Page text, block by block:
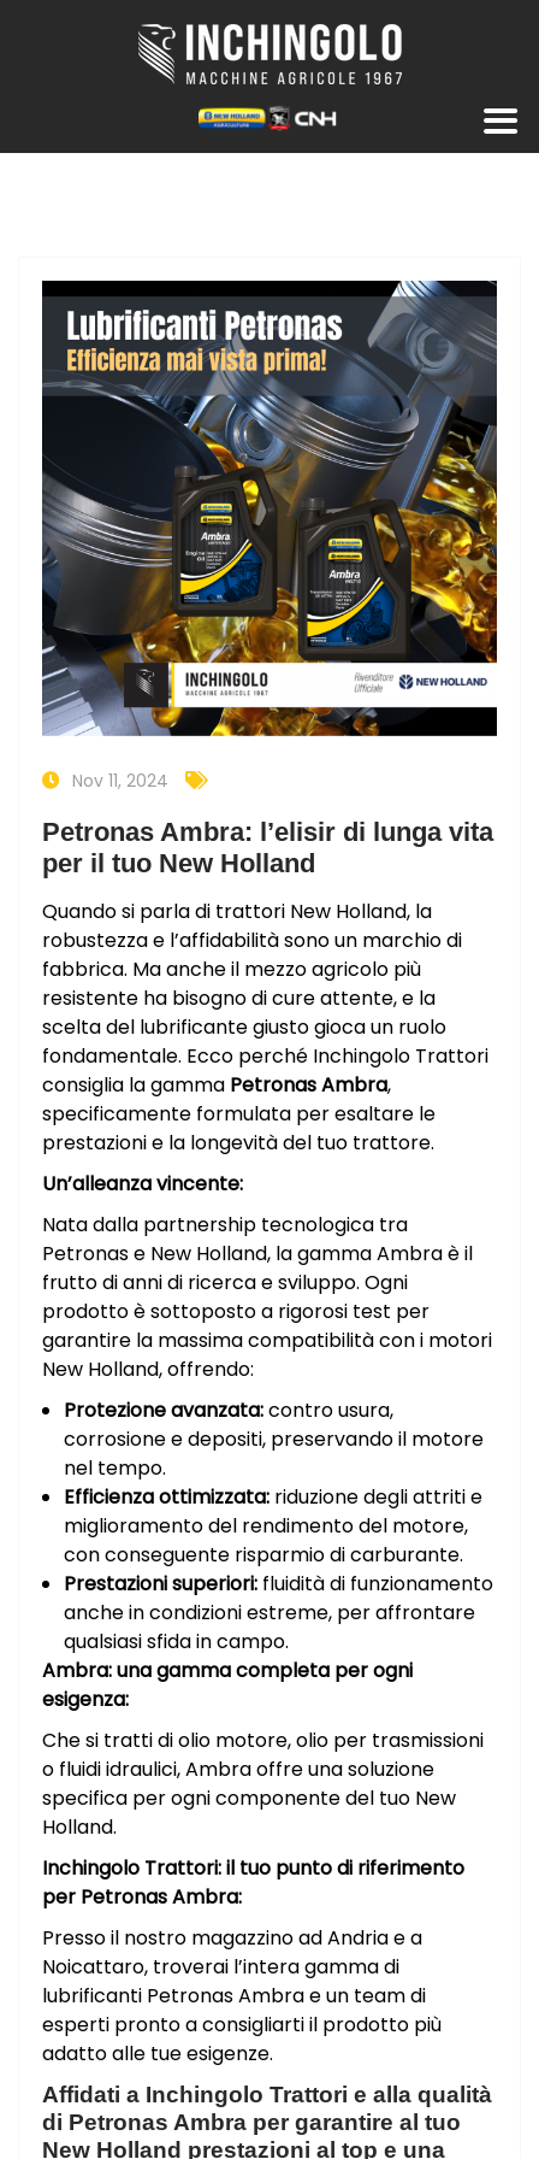
Nov 11, 2024
Petronas Ambra: l’elisir di lunga vita
per il tuo New Holland
Quando si parla di trattori New Holland, la
robustezza e l’affidabilità sono un marchio di
fabbrica. Ma anche il mezzo agricolo più
resistente ha bisogno di cure attente, e la
scelta del lubrificante giusto gioca un ruolo
fondamentale. Ecco perché Inchingolo Trattori
consiglia la gamma Petronas Ambra,
specificamente formulata per esaltare le
prestazioni e la longevità del tuo trattore.
Un’alleanza vincente:
Nata dalla partnership tecnologica tra
Petronas e New Holland, la gamma Ambra è il
frutto di anni di ricerca e sviluppo. Ogni
prodotto è sottoposto a rigorosi test per
garantire la massima compatibilità con i motori
New Holland, offrendo:
Protezione avanzata:contro usura,
corrosione e depositi, preservando il motore
nel tempo.
Efficienza ottimizzata: riduzione degli attriti e
miglioramento del rendimento del motore,
con conseguente risparmio di carburante.
Prestazioni superiori: fluidità di funzionamento
anche in condizioni estreme, per affrontare
qualsiasi sfida in campo.
Ambra: una gamma completa per ogni
esigenza:
Che si tratti di olio motore, olio per trasmissioni
o fluidi idraulici, Ambra offre una soluzione
specifica per ogni componente del tuo New
Holland.
Inchingolo Trattori: il tuo punto di riferimento
per Petronas Ambra:
Presso il nostro magazzino ad Andria e a
Noicattaro, troverai l’intera gamma di
lubrificanti Petronas Ambra e un team di
esperti pronto a consigliarti il prodotto più
adatto alle tue esigenze.
Affidati a Inchingolo Trattori e alla qualità
di Petronas Ambra per garantire al tuo
New Holland prestazioni al top e una